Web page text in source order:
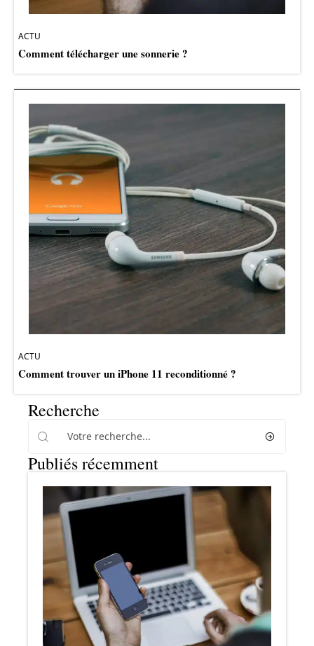
ACTU
Comment télécharger une sonnerie ?
ACTU
Comment trouver un iPhone 11 reconditionné ?
Recherche
Publiés récemment